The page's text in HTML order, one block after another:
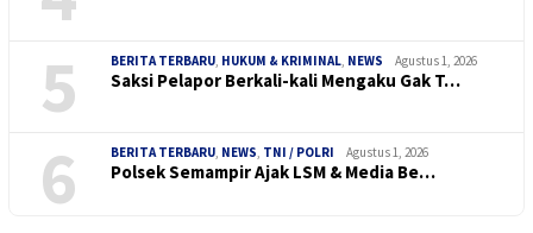
5 BERITA TERBARU, HUKUM & KRIMINAL, NEWS Agustus 1, 2026
Saksi Pelapor Berkali-kali Mengaku Gak T…
6 BERITA TERBARU, NEWS, TNI / POLRI Agustus 1, 2026
Polsek Semampir Ajak LSM & Media Be…